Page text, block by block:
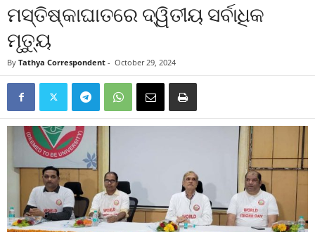
ମସ୍ତିଷ୍କାଘାତରେ ଦ୍ୱିତୀୟ ସର୍ବାଧିକ
ମୃତ୍ୟୁ
By Tathya Correspondent - October 29, 2024